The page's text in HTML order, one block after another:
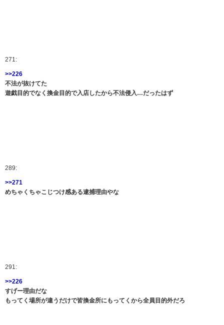
271:
>>226
不法が抜けてた
遊戯目的でなく換金目的で入店したから不法侵入…だったはず
289:
>>271
めちゃくちゃこじつけ感ある逮捕理由やな
291:
>>226
すげー理由だな
もってく場所が違うだけで皆換金所にもってくから全員目的外だろ